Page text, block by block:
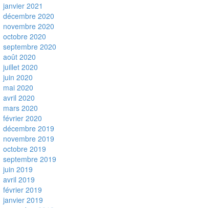
janvier 2021
décembre 2020
novembre 2020
octobre 2020
septembre 2020
août 2020
juillet 2020
juin 2020
mai 2020
avril 2020
mars 2020
février 2020
décembre 2019
novembre 2019
octobre 2019
septembre 2019
juin 2019
avril 2019
février 2019
janvier 2019